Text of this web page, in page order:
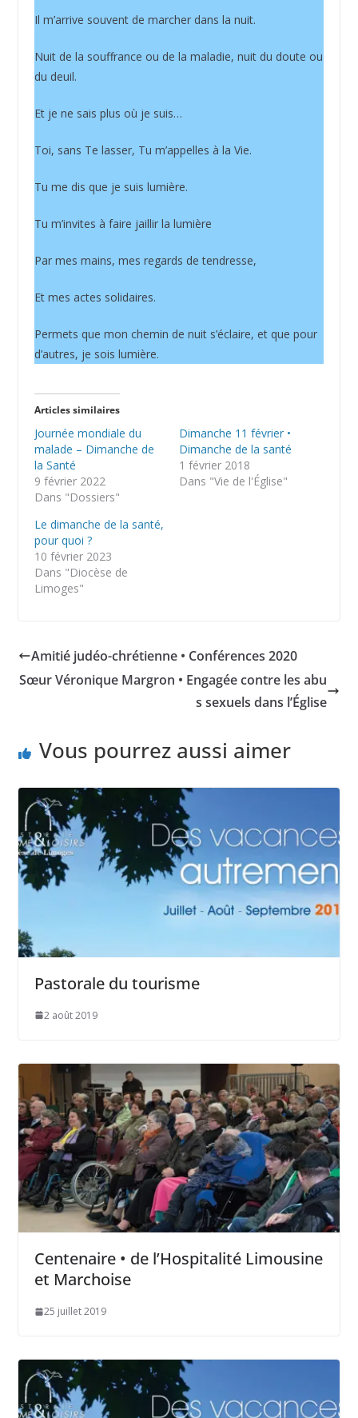
Il m’arrive souvent de marcher dans la nuit.
Nuit de la souffrance ou de la maladie, nuit du doute ou
du deuil.
Et je ne sais plus où je suis…
Toi, sans Te lasser, Tu m’appelles à la Vie.
Tu me dis que je suis lumière.
Tu m’invites à faire jaillir la lumière
Par mes mains, mes regards de tendresse,
Et mes actes solidaires.
Permets que mon chemin de nuit s’éclaire, et que pour
d’autres, je sois lumière.
Articles similaires
Journée mondiale du
malade – Dimanche de
la Santé
9 février 2022
Dans "Dossiers"
Dimanche 11 février •
Dimanche de la santé
1 février 2018
Dans "Vie de l'Église"
Le dimanche de la santé,
pour quoi ?
10 février 2023
Dans "Diocèse de
Limoges"
Amitié judéo-chrétienne • Conférences 2020
Sœur Véronique Margron • Engagée contre les abu
s sexuels dans l’Église
Vous pourrez aussi aimer
Pastorale du tourisme
2 août 2019
Centenaire • de l’Hospitalité Limousine
et Marchoise
25 juillet 2019